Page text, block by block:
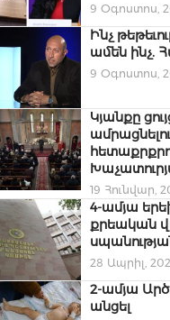
9 Օգոստոս,
Ինչ
ամեն ինչ.
9 Օգոստոս,
Կյանքը
19 Հունվար,
4-ամյա
քրեական
28 Ապրիլ,
2-ամյա
անցել